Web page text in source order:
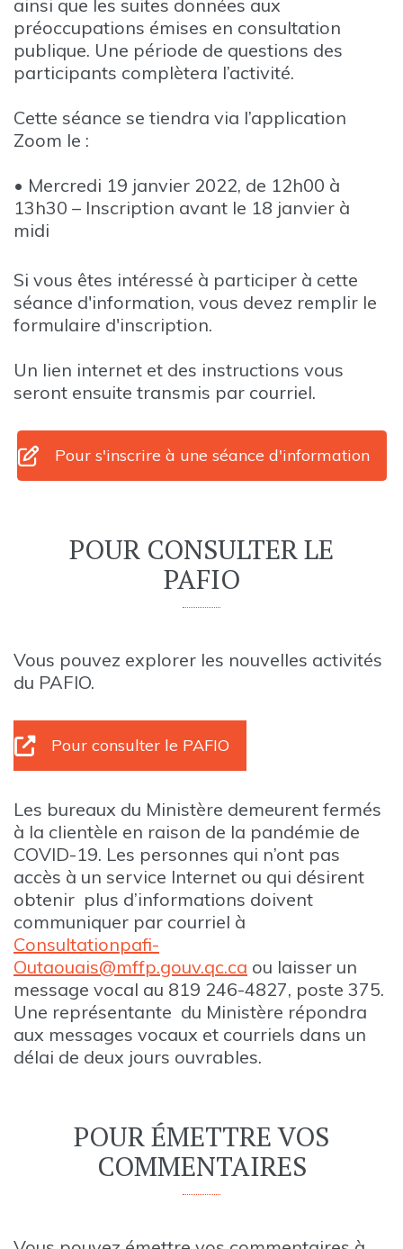
ainsi que les suites données aux
préoccupations émises en consultation
publique. Une période de questions des
participants complètera l’activité.
Cette séance se tiendra via l’application
Zoom le :
• Mercredi 19 janvier 2022, de 12h00 à
13h30 – Inscription avant le 18 janvier à
midi
Si vous êtes intéressé à participer à cette
séance d'information, vous devez remplir le
formulaire d'inscription.
Un lien internet et des instructions vous
seront ensuite transmis par courriel.
Pour s'inscrire à une séance d'information
POUR CONSULTER LE
PAFIO
Vous pouvez explorer les nouvelles activités
du PAFIO.
Pour consulter le PAFIO
Les bureaux du Ministère demeurent fermés
à la clientèle en raison de la pandémie de
COVID-19. Les personnes qui n’ont pas
accès à un service Internet ou qui désirent
obtenir plus d’informations doivent
communiquer par courriel à
Consultationpafi-
Outaouais@mffp.gouv.qc.ca ou laisser un
message vocal au 819 246-4827, poste 375.
Une représentante du Ministère répondra
aux messages vocaux et courriels dans un
délai de deux jours ouvrables.
POUR ÉMETTRE VOS
COMMENTAIRES